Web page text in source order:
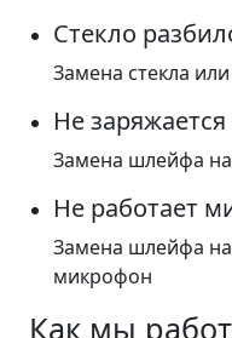
Стекло
Замена стекла
Не
Замена шлейфа
Не работает
Замена шлейфа
микрофон
Как мы